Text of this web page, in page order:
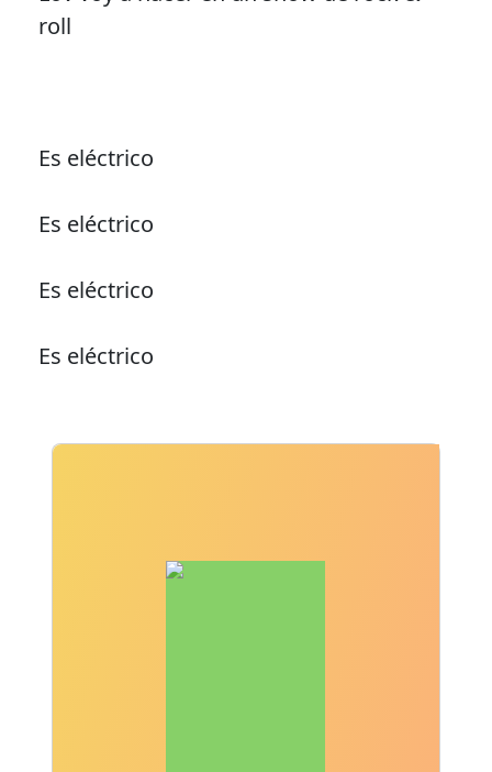
roll
Es eléctrico
Es eléctrico
Es eléctrico
Es eléctrico